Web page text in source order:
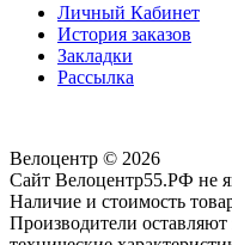
Личный Кабинет
История заказов
Закладки
Рассылка
Велоцентр © 2026
Сайт Велоцентр55.РФ не
Наличие и стоимость
Производители оставляют